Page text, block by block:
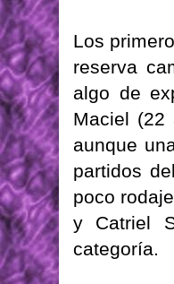
Los
reserva
algo de
Maciel (22
aunque
partidos
poco
y Catriel
categoría.